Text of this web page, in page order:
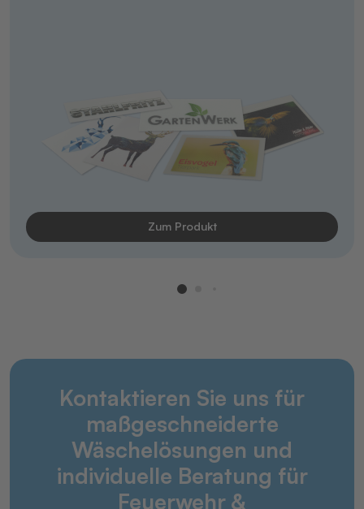
Zum Produkt
Kontaktieren Sie uns für
maßgeschneiderte
Wäschelösungen und
individuelle Beratung für
Feuerwehr &